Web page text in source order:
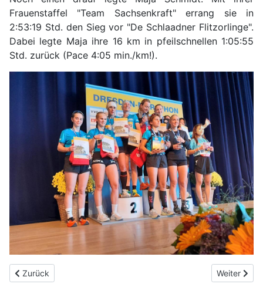
Frauenstaffel "Team Sachsenkraft" errang sie in
2:53:19 Std. den Sieg vor "De Schlaadner Flitzorlinge".
Dabei legte Maja ihre 16 km in pfeilschnellen 1:05:55
Std. zurück (Pace 4:05 min./km!).
Vorheriger Beitrag: 36. Glauchauer Herbstlauf 2023
Zurück Nächster
Weiter